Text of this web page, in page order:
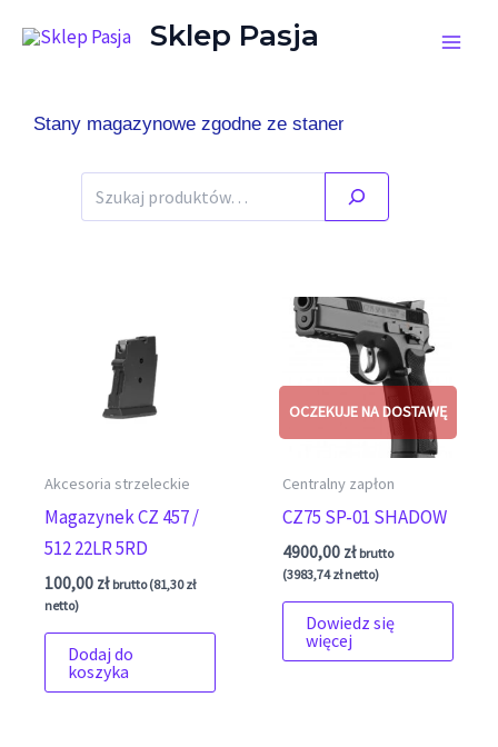
Sklep Pasja
Stany magazynowe zgodne ze stanem faktycznym.
Akcesoria strzeleckie
Magazynek CZ 457 /
512 22LR 5RD
100,00 zł brutto (81,30zł
netto)
Dodaj do
koszyka
Centralny zapłon
CZ75 SP-01 SHADOW
4900,00 zł brutto
(3983,74złnetto)
Dowiedz się
więcej